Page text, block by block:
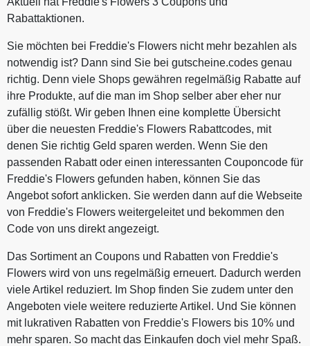
Rabattaktionen.
Sie möchten bei Freddie's Flowers nicht mehr bezahlen als
notwendig ist? Dann sind Sie bei gutscheine.codes genau
richtig. Denn viele Shops gewähren regelmäßig Rabatte auf
ihre Produkte, auf die man im Shop selber aber eher nur
zufällig stößt. Wir geben Ihnen eine komplette Übersicht
über die neuesten Freddie's Flowers Rabattcodes, mit
denen Sie richtig Geld sparen werden. Wenn Sie den
passenden Rabatt oder einen interessanten Couponcode für
Freddie's Flowers gefunden haben, können Sie das
Angebot sofort anklicken. Sie werden dann auf die Webseite
von Freddie's Flowers weitergeleitet und bekommen den
Code von uns direkt angezeigt.
Das Sortiment an Coupons und Rabatten von Freddie's
Flowers wird von uns regelmäßig erneuert. Dadurch werden
viele Artikel reduziert. Im Shop finden Sie zudem unter den
Angeboten viele weitere reduzierte Artikel. Und Sie können
mit lukrativen Rabatten von Freddie's Flowers bis 10% und
mehr sparen. So macht das Einkaufen doch viel mehr Spaß.